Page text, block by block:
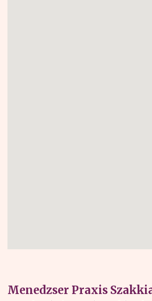
Menedzser Praxis